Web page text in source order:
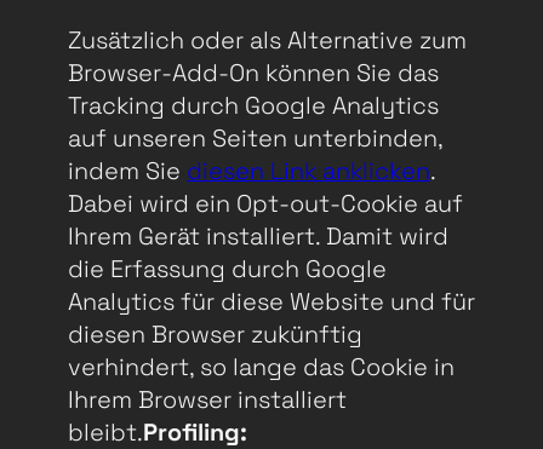
Zusätzlich oder als Alternative zum
Browser-Add-On können Sie das
Tracking durch Google Analytics
auf unseren Seiten unterbinden,
indem Sie diesen Link anklicken.
Dabei wird ein Opt-out-Cookie auf
Ihrem Gerät installiert. Damit wird
die Erfassung durch Google
Analytics für diese Website und für
diesen Browser zukünftig
verhindert, so lange das Cookie in
Ihrem Browser installiert
bleibt.Profiling: